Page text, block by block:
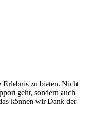
Erlebnis zu bieten. Nicht
geht, sondern auch
können wir Dank der